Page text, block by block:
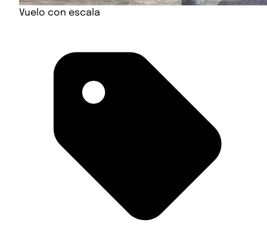
Vuelo con escala